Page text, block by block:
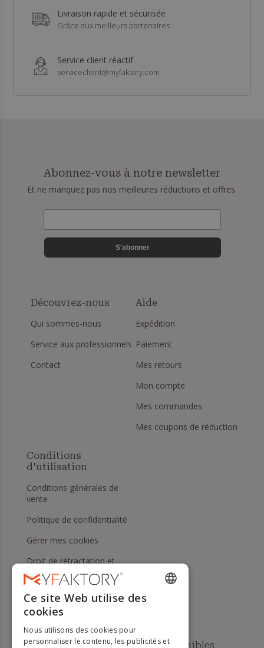
Livraison rapide et sécurisée
Grâce aux meilleurs partenaires
Service client réactif
serviceclient@myfaktory.com
Abonnez-vous à notre newsletter
Et ne manquez pas nos meilleures réductions et offres.
S'abonner
Découvrez-nous
Qui sommes-nous
Service aux professionnels
Contact
Aide
Expédition
Paiement
Mes retours
Mon compte
Mes commandes
Mes coupons de réduction
Conditions
d'utilisation
Conditions générales de
vente
Politique de confidentialité
Gérer mes cookies
Droit de rétractation et
retours
Aide
Méthodes de paiement disponibles
ENGLISH
DUTCH
Ce site Web utilise des
cookies
Nous utilisons des cookies pour
personnaliser le contenu, les publicités et